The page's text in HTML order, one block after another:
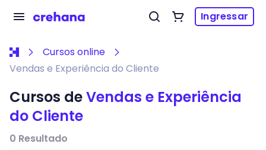
Ingressar
Cursos online
Vendas e Experiência do Cliente
Cursos deVendas e Experiência
do Cliente
0 Resultado